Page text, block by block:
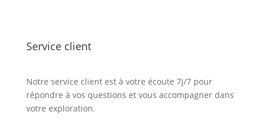
Service client
Notre service client est à votre écoute 7j/7 pour
répondre à vos questions et vous accompagner dans
votre exploration.